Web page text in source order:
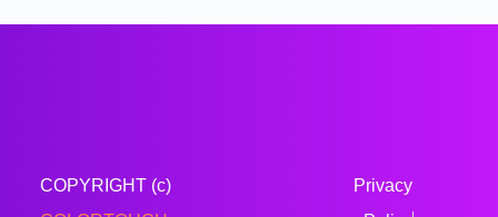
COPYRIGHT (c)
Privacy